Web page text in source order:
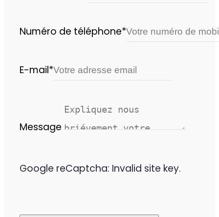
Numéro de téléphone*
E-mail*
Message
Google reCaptcha: Invalid site key.